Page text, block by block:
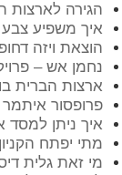
הגירה לארצות
איך משפיע צבע
הוצאת ויזה
נחמן אש –
ארצות הברית
פרופסור
איך ניתן למסד
מתי יפתח
מי זאת גלית